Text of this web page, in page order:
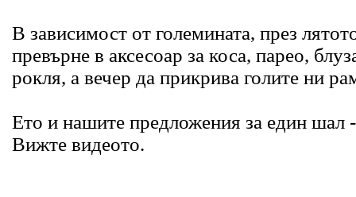
В зависимост от големината, през
превърне в аксесоар за коса, парео,
рокля, а вечер да прикрива голите ни
Ето и нашите предложения за един шал
Вижте видеото.